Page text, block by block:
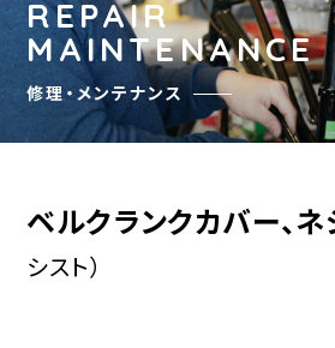
REPAIR
MAINTENANCE
修理・メンテナンス
ベルクランクカバー、
シスト）